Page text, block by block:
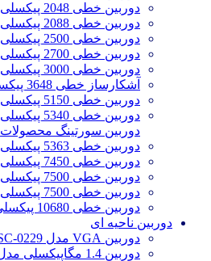
دوربین خطی 2048 پیکسلی مدل RA-LSC-1209
دوربین خطی 2088 پیکسلی مدل RA-LSC-3753
دوربین خطی 2500 پیکسلی مدل RA-LSC-1254
دوربین خطی 2700 پیکسلی رنگی مدل RA-LSC-2253
دوربین خطی 3000 پیکسلی مدل RA-LSC-0526
آشکارساز خطی 3648 پیکسلی مدل RA-LSC-1304
دوربین خطی 5150 پیکسلی مدل RA-LSC-0553
دوربین سورتینگ محصولات
دوربین خطی 5363 پیکسلی رنگی مدل RA-LSC-0718
دوربین خطی 7450 پیکسلی مدل RA-LSC-1707
دوربین خطی 7500 پیکسلی مدل RA-LSC-0532
دوربین خطی 7500 پیکسلی مدل RA-LSC-2717
دوربین خطی 10680 پیکسلی مدل RA-LSC-2950
دوربین ناحیه ای
دوربین VGA مدل RA-ASC-0229
دوربین 1.4 مگاپیکسلی مدل RA-ASC-0267